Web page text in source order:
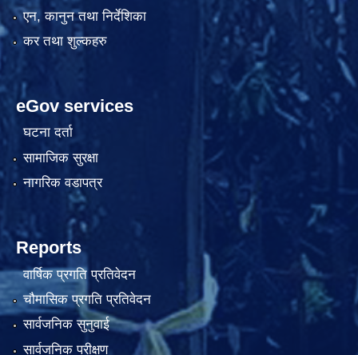
एन, कानुन तथा निर्देशिका
कर तथा शुल्कहरु
eGov services
घटना दर्ता
सामाजिक सुरक्षा
नागरिक वडापत्र
Reports
वार्षिक प्रगति प्रतिवेदन
चौमासिक प्रगति प्रतिवेदन
सार्वजनिक सुनुवाई
सार्वजनिक परीक्षण